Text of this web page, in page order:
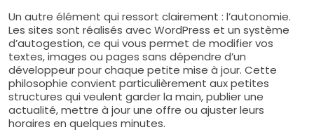
Un autre élément qui ressort clairement : l’autonomie.
Les sites sont réalisés avec WordPress et un système
d’autogestion, ce qui vous permet de modifier vos
textes, images ou pages sans dépendre d’un
développeur pour chaque petite mise à jour. Cette
philosophie convient particulièrement aux petites
structures qui veulent garder la main, publier une
actualité, mettre à jour une offre ou ajuster leurs
horaires en quelques minutes.